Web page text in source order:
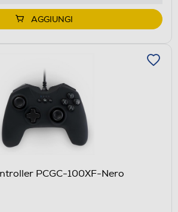
AGGIUNGI
PCGC-100XF-Nero